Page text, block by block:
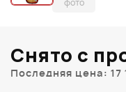
Снято с
Последняя цена: 17